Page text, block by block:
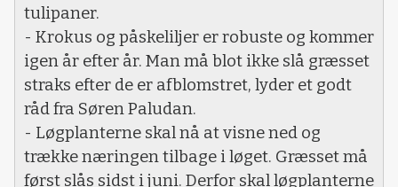
tulipaner.
- Krokus og påskeliljer er robuste og kommer
igen år efter år. Man må blot ikke slå græsset
straks efter de er afblomstret, lyder et godt
råd fra Søren Paludan.
- Løgplanterne skal nå at visne ned og
trække næringen tilbage i løget. Græsset må
først slås sidst i juni. Derfor skal løgplanterne